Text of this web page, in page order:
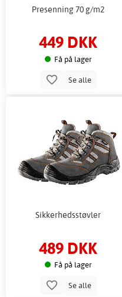
Presenning 70 g/m2
449 DKK
Få på lager
Se alle
Sikkerhedsstøvler
489 DKK
Få på lager
Se alle